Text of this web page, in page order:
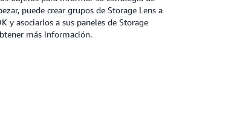
puede crear grupos de Storage Lens a
y asociarlos a sus paneles de Storage
más información.